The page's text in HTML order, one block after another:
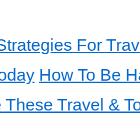
For
How To Be
These Travel &